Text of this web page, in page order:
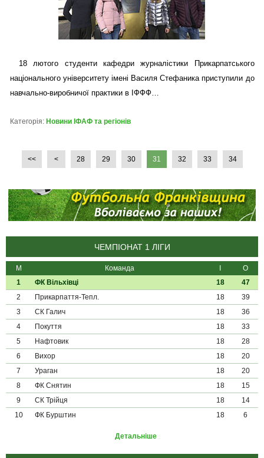
18 лютого студенти кафедри журналістики Прикарпатського
національного університету імені Василя Стефаника приступили до
навчально-виробничої практики в ІФФФ…
Категорія: Новини ІФАФ та регіонів
<< < 28 29 30 31 32 33 34
ЧЕМПІОНАТ 1 ЛІГИ
М Команда
О
1
ФК Вільхівці 18
47
2
Прикарпаття-Тепл. 18
39
3
СК Галич 18
36
4
Покуття 18
33
5
Нафтовик 18
28
6
Вихор 18
20
7
Ураган 18
20
8
ФК Снятин 18
15
9
СК Трійця 18
14
10
ФК Бурштин 18 6
Детальніше